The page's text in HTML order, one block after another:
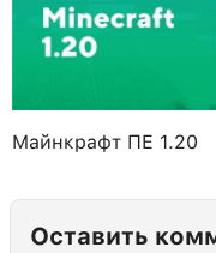
Майнкрафт ПЕ 1.20
Оставить